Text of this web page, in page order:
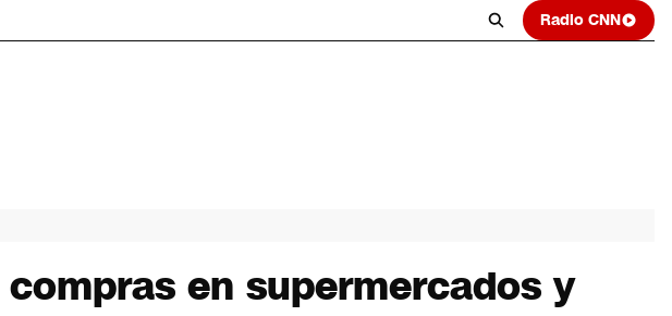
Radio CNN
en supermercados y